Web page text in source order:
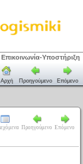
Επικοινωνία-Υποστήριξη
Αρχή Προηγούμενο Επόμενο